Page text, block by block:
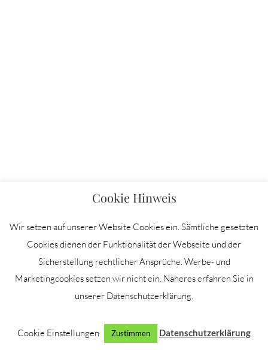
Cookie Hinweis
Wir setzen auf unserer Website Cookies ein. Sämtliche gesetzten
Cookies dienen der Funktionalität der Webseite und der
Sicherstellung rechtlicher Ansprüche. Werbe- und
Marketingcookies setzen wir nicht ein. Näheres erfahren Sie in
unserer Datenschutzerklärung.
Cookie Einstellungen Zustimmen Datenschutzerklärung